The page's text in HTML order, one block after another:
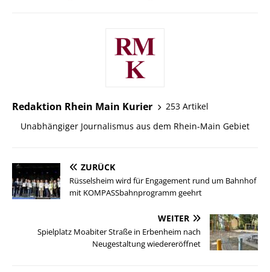
Redaktion Rhein Main Kurier
253 Artikel
Unabhängiger Journalismus aus dem Rhein-Main Gebiet
ZURÜCK
Rüsselsheim wird für Engagement rund um Bahnhof
mit KOMPASSbahnprogramm geehrt
WEITER
Spielplatz Moabiter Straße in Erbenheim nach
Neugestaltung wiedereröffnet